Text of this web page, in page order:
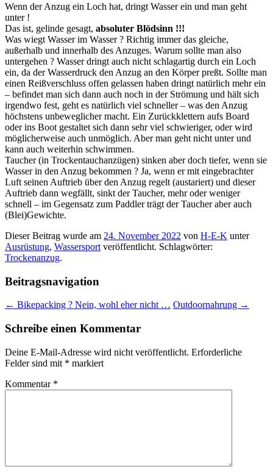
Wenn der Anzug ein Loch hat, dringt Wasser ein und man geht
unter !
Das ist, gelinde gesagt, absoluter Blödsinn !!!
Was wiegt Wasser im Wasser ? Richtig immer das gleiche,
außerhalb und innerhalb des Anzuges. Warum sollte man also
untergehen ? Wasser dringt auch nicht schlagartig durch ein Loch
ein, da der Wasserdruck den Anzug an den Körper preßt. Sollte man
einen Reißverschluss offen gelassen haben dringt natürlich mehr ein
– befindet man sich dann auch noch in der Strömung und hält sich
irgendwo fest, geht es natürlich viel schneller – was den Anzug
höchstens unbeweglicher macht. Ein Zurückklettern aufs Board
oder ins Boot gestaltet sich dann sehr viel schwieriger, oder wird
möglicherweise auch unmöglich. Aber man geht nicht unter und
kann auch weiterhin schwimmen.
Taucher (in Trockentauchanzügen) sinken aber doch tiefer, wenn sie
Wasser in den Anzug bekommen ? Ja, wenn er mit eingebrachter
Luft seinen Auftrieb über den Anzug regelt (austariert) und dieser
Auftrieb dann wegfällt, sinkt der Taucher, mehr oder weniger
schnell – im Gegensatz zum Paddler trägt der Taucher aber auch
(Blei)Gewichte.
Dieser Beitrag wurde am 24. November 2022 von H-E-K unter
Ausrüstung, Wassersport veröffentlicht. Schlagwörter:
Trockenanzug.
Beitragsnavigation
← Bikepacking ? Nein, wohl eher nicht … Outdoornahrung →
Schreibe einen Kommentar
Deine E-Mail-Adresse wird nicht veröffentlicht. Erforderliche
Felder sind mit * markiert
Kommentar *